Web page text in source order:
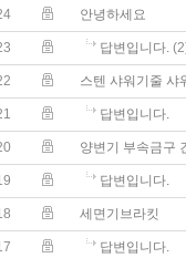
안녕하세요
답변입니다.
스텐 샤워기줄 샤
답변입니다.
양변기 부속금구
답변입니다.
세면기브라킷
답변입니다.